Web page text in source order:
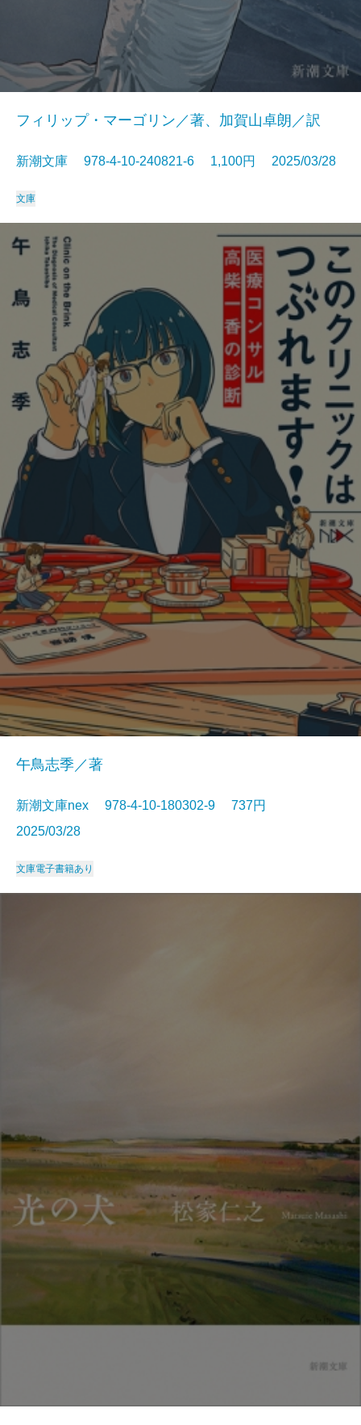
フィリップ・マーゴリン／著、加賀山卓朗／訳
新潮文庫 978-4-10-240821-6 1,100円 2025/03/28
文庫
午鳥志季／著
新潮文庫nex 978-4-10-180302-9 737円
2025/03/28
文庫電子書籍あり